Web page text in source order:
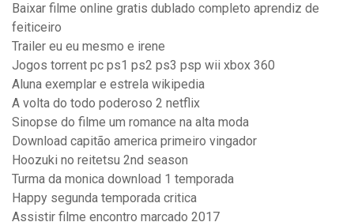
Baixar filme online gratis dublado completo aprendiz de
feiticeiro
Trailer eu eu mesmo e irene
Jogos torrent pc ps1 ps2 ps3 psp wii xbox 360
Aluna exemplar e estrela wikipedia
A volta do todo poderoso 2 netflix
Sinopse do filme um romance na alta moda
Download capitão america primeiro vingador
Hoozuki no reitetsu 2nd season
Turma da monica download 1 temporada
Happy segunda temporada critica
Assistir filme encontro marcado 2017